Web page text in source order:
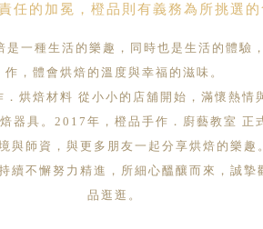
任的加冕，橙品則有義務為所挑選
一種生活的樂趣，同時也是生活的體驗
作，體會烘焙的溫度與幸福的滋味。
烘焙材料 從小小的店舖開始，滿懷熱情
器具。2017年，橙品手作．廚藝教室 正
與師資，與更多朋友一起分享烘焙的樂趣
續不懈努力精進，所細心醞釀而來，誠摯
品逛逛。